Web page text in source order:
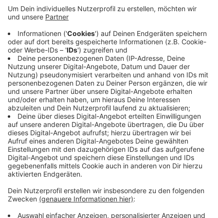
nicht". Der Verkauf soll am 11. November starten,
Kirchplatz. Geplant sind zunächst 3.000 Exemplare.
Veröffentlicht:Donnerstag, 24.10.2019 09:59
Anzeige
Anzeige